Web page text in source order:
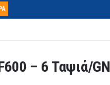
– 6 Ταψιά/GN